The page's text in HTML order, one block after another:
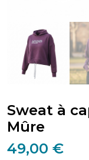
Sweat à
Mûre
49,00 €